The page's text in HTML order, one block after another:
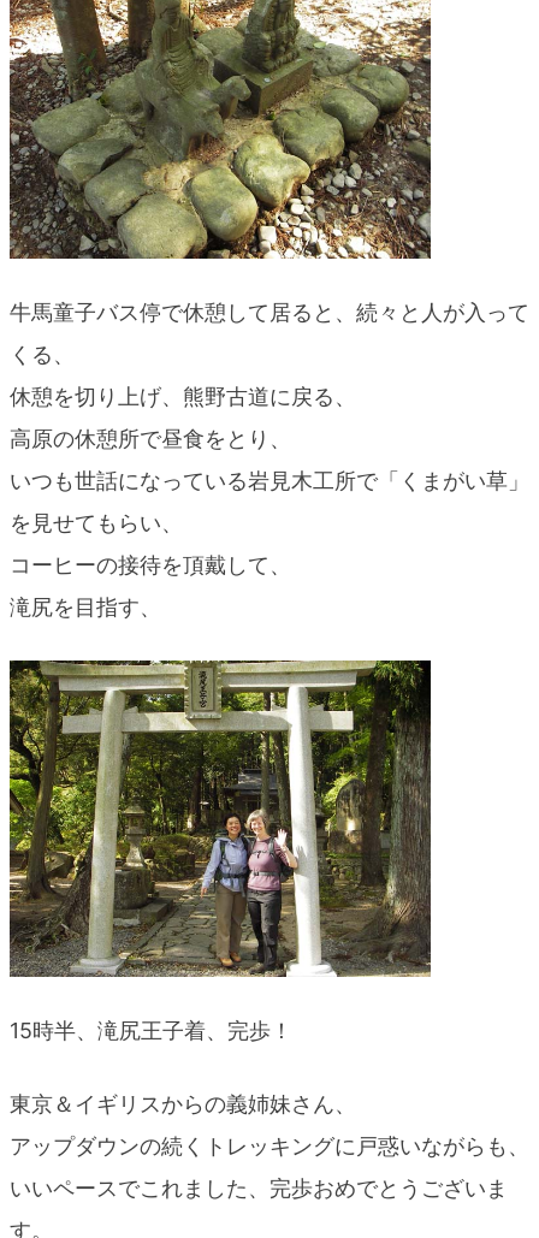
牛馬童子バス停で休憩して居ると、続々と人が入って
くる、
休憩を切り上げ、熊野古道に戻る、
高原の休憩所で昼食をとり、
いつも世話になっている岩見木工所で「くまがい草」
を見せてもらい、
コーヒーの接待を頂戴して、
滝尻を目指す、
15時半、滝尻王子着、完歩！
東京＆イギリスからの義姉妹さん、
アップダウンの続くトレッキングに戸惑いながらも、
いいペースでこれました、完歩おめでとうございま
す。